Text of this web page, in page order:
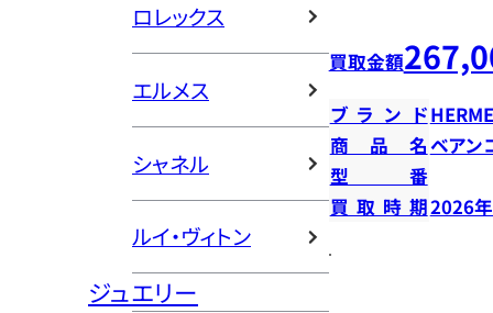
ロレックス
エルメス
シャネル
ルイ・ヴィトン
ジュエリー
買取金額
ブランド
商品名ベアン
型番
買取時期2026